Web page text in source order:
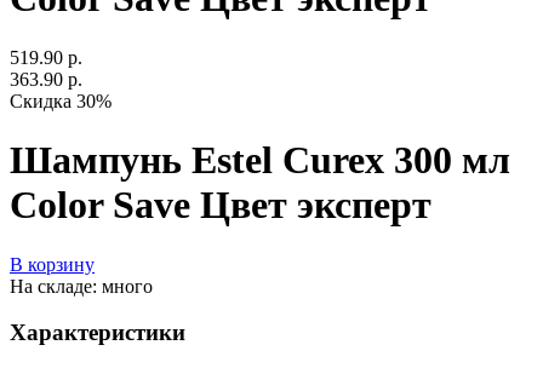
519.90 р.
363.90 р.
Скидка 30%
Шампунь Estel Curex 300 мл
Color Save Цвет эксперт
В корзину
На складе: много
Характеристики